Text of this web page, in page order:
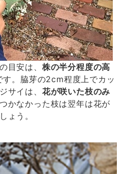
目安は、 株の半分程度の高
す。脇芽の2cm程度上でカッ
サイは、 花が咲いた枝のみ
かなかった枝は翌年は花が
ょう。